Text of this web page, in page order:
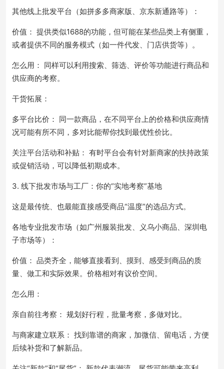
其他线上批发平台（如拼多多商家版、京东新通路等）：
价值： 提供类似1688的功能，但可能在某些品类上有侧重，
或者提供不同的服务模式（如一件代发、门店供货等）。
怎么用： 同样可以利用搜索、筛选、评价等功能进行商品和
供应商的考察。
干货拓展：
多平台比价： 同一款商品，在不同平台上的价格和供应商情
况可能有所不同，多对比能帮你找到最优性价比。
关注平台活动和补贴： 有时平台会有针对新商家的扶持政策
或促销活动，可以降低初期成本。
3. 线下批发市场与工厂：你的“实地考察”基地
这是最传统、也最能直接感受商品“温度”的选品方式。
各地专业批发市场（如广州服装批发、义乌小商品、深圳电
子市场等）：
价值： 品类齐全，能够直接看到、摸到、感受到商品的质
量、做工和实际效果。价格相对有议价空间。
怎么用：
亲自前往考察： 规划好行程，批量考察，多做对比。
与商家建立联系： 找到靠谱的商家，加微信、留电话，方便
后续补货和了解新品。